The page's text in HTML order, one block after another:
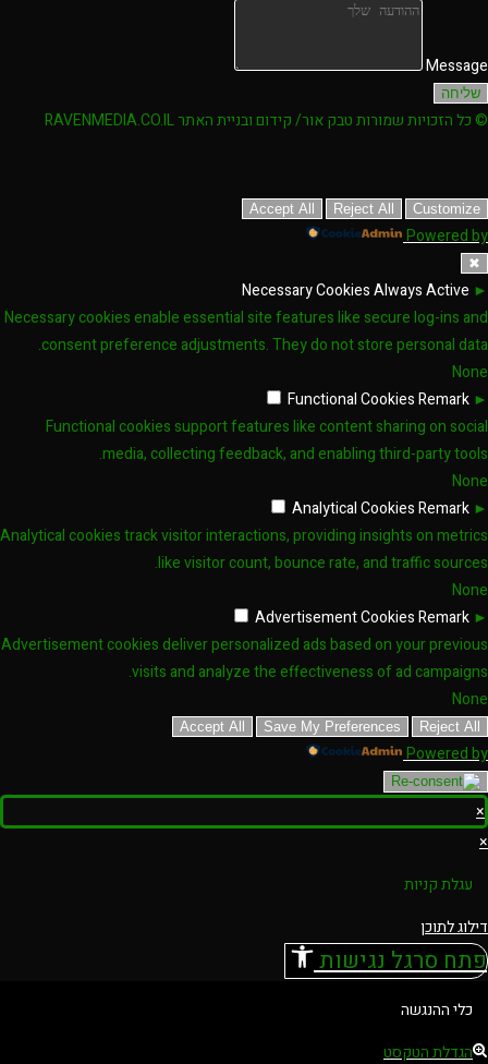
Message
שליחה
© כל הזכויות שמורות טבק אור/ קידום ובניית האתר RAVENMEDIA.CO.IL
Customize
Reject All
Accept All
Powered by
✖
►
Necessary CookiesAlways Active
Necessary cookies enable essential site features like secure log-ins and
consent preference adjustments. They do not store personal data.
None
►
Functional CookiesRemark
Functional cookies support features like content sharing on social
media, collecting feedback, and enabling third-party tools.
None
►
Analytical CookiesRemark
Analytical cookies track visitor interactions, providing insights on metrics
like visitor count, bounce rate, and traffic sources.
None
►
Advertisement CookiesRemark
Advertisement cookies deliver personalized ads based on your previous
visits and analyze the effectiveness of ad campaigns.
None
Reject All
Save My Preferences
Accept All
Powered by
×
×
עגלת קניות
דילוג לתוכן
פתח סרגל נגישות
כלי ההנגשה
הגדלת הטקסט